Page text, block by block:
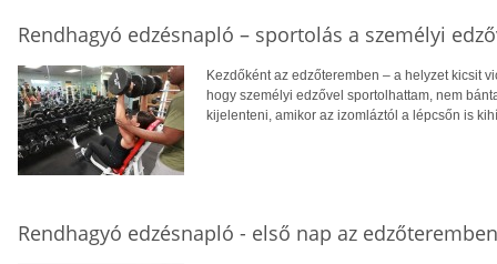
Rendhagyó edzésnapló – sportolás a személyi
Kezdőként az edzőteremben – a helyzet kicsit
hogy személyi edzővel sportolhattam, nem
kijelenteni, amikor az izomláztól a lépcsőn is
Rendhagyó edzésnapló - első nap az edzőteremben